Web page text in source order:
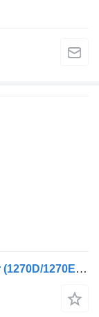
Mesin John Deere 6090 Engine / Motor (1270D/1270E/1710D/1910E)